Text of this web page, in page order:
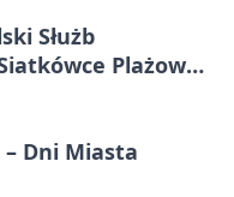
Służb
Plażowej
Dni Miasta